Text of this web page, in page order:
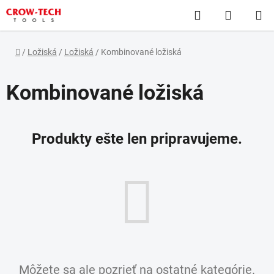
Prejsť
na
obsah
Hľadať
KOŠÍK
Domov
/ Ložiská / Ložiská / Kombinované ložiská
Kombinované ložiská
Produkty ešte len pripravujeme.
Môžete sa ale pozrieť na ostatné kategórie.